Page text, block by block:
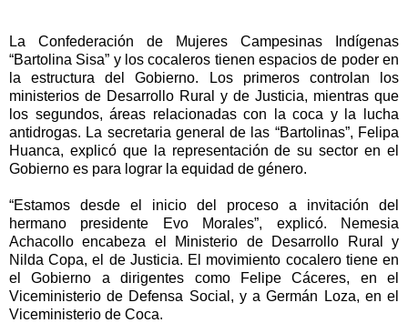
La Confederación de Mujeres Campesinas Indígenas
“Bartolina Sisa” y los cocaleros tienen espacios de poder en
la estructura del Gobierno. Los primeros controlan los
ministerios de Desarrollo Rural y de Justicia, mientras que
los segundos, áreas relacionadas con la coca y la lucha
antidrogas. La secretaria general de las “Bartolinas”, Felipa
Huanca, explicó que la representación de su sector en el
Gobierno es para lograr la equidad de género.
“Estamos desde el inicio del proceso a invitación del
hermano presidente Evo Morales”, explicó. Nemesia
Achacollo encabeza el Ministerio de Desarrollo Rural y
Nilda Copa, el de Justicia. El movimiento cocalero tiene en
el Gobierno a dirigentes como Felipe Cáceres, en el
Viceministerio de Defensa Social, y a Germán Loza, en el
Viceministerio de Coca.